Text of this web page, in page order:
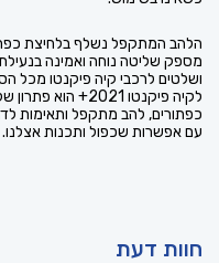
הלהב המתקפל נשלף בלחיצת
מספק שליטה נוחה ואמינה
ושלטים לרכבי קיה פיקנטו מכל
כפתורים, להב מתקפל ותאימות
עם אפשרות שכפול ותכנות אצלנו.
חוות דעת